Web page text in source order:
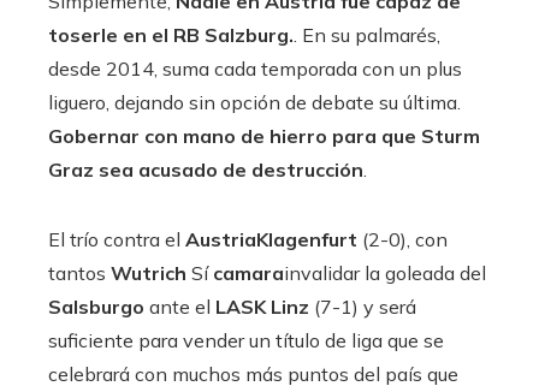
toserle en el RB Salzburg.. En su palmarés,
desde 2014, suma cada temporada con un plus
liguero, dejando sin opción de debate su última.
Gobernar con mano de hierro para que Sturm
Graz sea acusado de destrucción.
El trío contra el AustriaKlagenfurt (2-0), con
tantos Wutrich Sí camarainvalidar la goleada del
Salsburgo ante el LASK Linz (7-1) y será
suficiente para vender un título de liga que se
celebrará con muchos más puntos del país que